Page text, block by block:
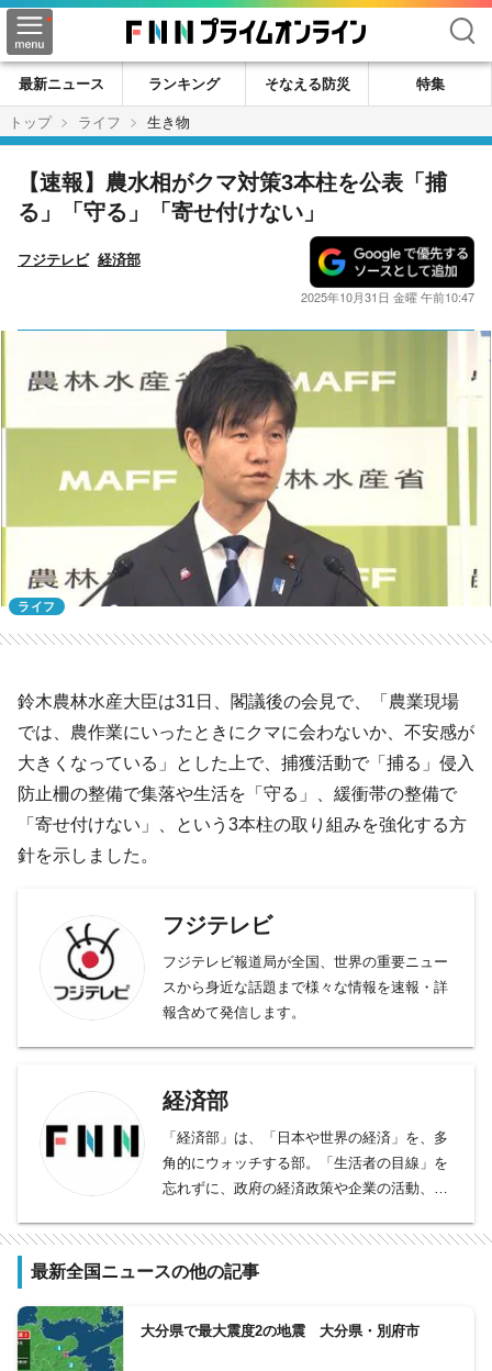
検索
最新ニュース ランキング そなえる防災
特集
トップ
ライフ 生き物
【速報】農水相がクマ対策3本柱を公表「捕
る」「守る」「寄せ付けない」
フジテレビ 経済部
2025年10月31日 金曜 午前10:47
ライフ
鈴木農林水産大臣は31日、閣議後の会見で、「農業現場
では、農作業にいったときにクマに会わないか、不安感が
大きくなっている」とした上で、捕獲活動で「捕る」侵入
防止柵の整備で集落や生活を「守る」、緩衝帯の整備で
「寄せ付けない」、という3本柱の取り組みを強化する方
針を示しました。
フジテレビ
フジテレビ報道局が全国、世界の重要ニュー
スから身近な話題まで様々な情報を速報・詳
報含めて発信します。
経済部
「経済部」は、「日本や世界の経済」を、多
角的にウォッチする部。「生活者の目線」を
忘れずに、政府の経済政策や企業の活動、株
時に深堀りすることで、日本社会の「今」を
「経済の視点」から浮き彫りにしていく役割
をはじめ、ＡＩや自動運転などをめぐる最先
最新全国ニュースの他の記事
大分県で最大震度2の地震 大分県・別府市